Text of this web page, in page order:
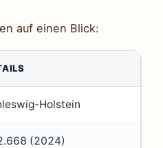
auf einen Blick:
Holstein
(2024)